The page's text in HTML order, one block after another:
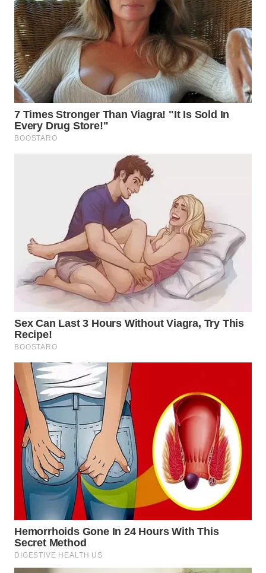
PAKPAK
WN
KARAWANG
WN
BEKASI
WN
BOGOR
UTARA
WN
SAMOSIR
WN
PADANG
LAWAS
WN
SUMEDANG
WN
CIANJUR
WN
KEPULAUAN
SERIBU
WN
TANGERANG
WN
BINJAI